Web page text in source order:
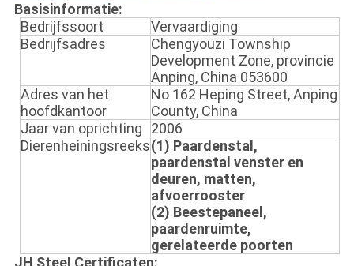
Basisinformatie:
Bedrijfssoort
Vervaardiging
Bedrijfsadres
Chengyouzi Township
Development Zone, provincie
Anping, China 053600
Adres van het
hoofdkantoor
No 162 Heping Street, Anping
County, China
Jaar van oprichting
2006
Dierenheiningsreeks(1) Paardenstal,
paardenstal venster en
deuren, matten,
afvoerrooster
(2) Beestepaneel,
paardenruimte,
gerelateerde poorten